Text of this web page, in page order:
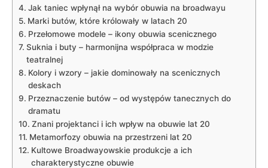
Jak taniec wpłynął na wybór obuwia na broadwayu
Marki butów, które królowały w latach 20
Przełomowe modele – ikony obuwia scenicznego
Suknia i buty – harmonijna współpraca w modzie
teatralnej
Kolory i wzory – jakie dominowały na scenicznych
deskach
Przeznaczenie butów – od występów tanecznych do
dramatu
Znani projektanci i ich wpływ na obuwie lat 20
Metamorfozy obuwia na przestrzeni lat 20
Kultowe Broadwayowskie produkcje a ich
charakterystyczne obuwie